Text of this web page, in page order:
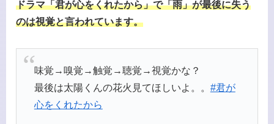
ドラマ「君が心をくれたから」で「雨」が最後に失う
のは視覚と言われています。
味覚→嗅覚→触覚→聴覚→視覚かな？
最後は太陽くんの花火見てほしいよ。。 #君が
心をくれたから